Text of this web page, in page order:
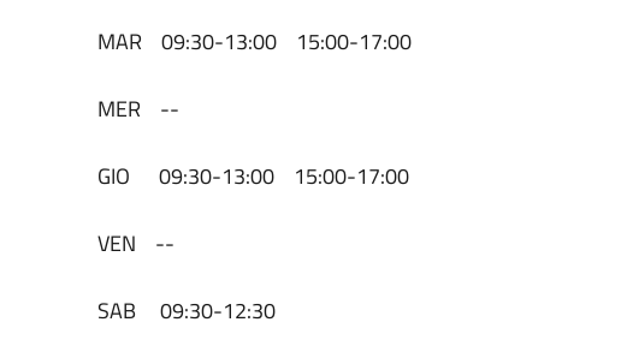
MAR 09:30-13:00 15:00-17:00
MER --
GIO 09:30-13:00 15:00-17:00
VEN --
SAB 09:30-12:30